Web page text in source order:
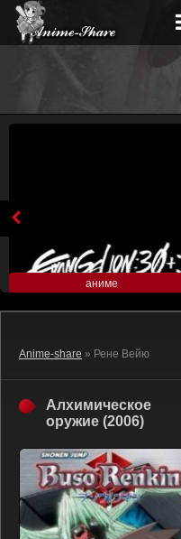
аниме
Anime-share » Рене Вейю
Алхимическое
оружие (2006)